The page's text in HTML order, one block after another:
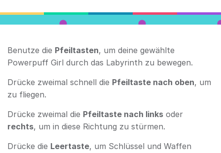
Benutze die Pfeiltasten, um deine gewählte
Powerpuff Girl durch das Labyrinth zu bewegen.
Drücke zweimal schnell die Pfeiltaste nach oben, um
zu fliegen.
Drücke zweimal die Pfeiltaste nach links oder
rechts, um in diese Richtung zu stürmen.
Drücke die Leertaste, um Schlüssel und Waffen